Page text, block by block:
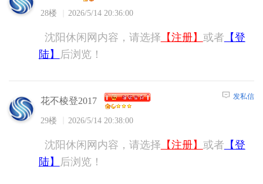
28楼 2026/5/14 20:36:00
沈阳休闲网内容，请选择 【注册】 或者 【登
陆】
后浏览！
花不棱登2017
29楼 2026/5/14 20:38:00
发私信
沈阳休闲网内容，请选择 【注册】 或者 【登
陆】
后浏览！